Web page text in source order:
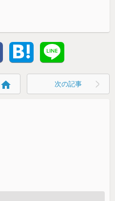
home 次の記事